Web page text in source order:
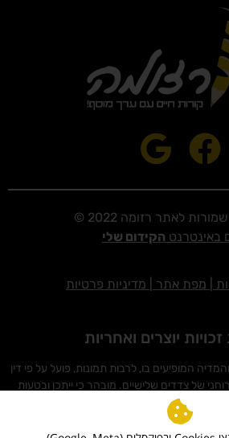
לאתר רזומה 2022 ©
באינטרנט הקידום שלי
מפת אתר מדיניות פרטיות
יוצרים ואחריות
המופיעים בו, לרבות תמונות, פועל על פי דין
של צדדים שלישיים. מובהר כי ייתכן ובטעות
אשר עשוי להוות הפרה לכאורה של זכויות
האתר לא תהיה כל אחריות ישירה או עקיפה